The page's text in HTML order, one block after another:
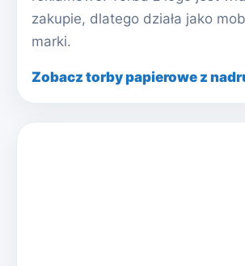
zakupie, dlatego działa jako
marki.
Zobacz torby papierowe z